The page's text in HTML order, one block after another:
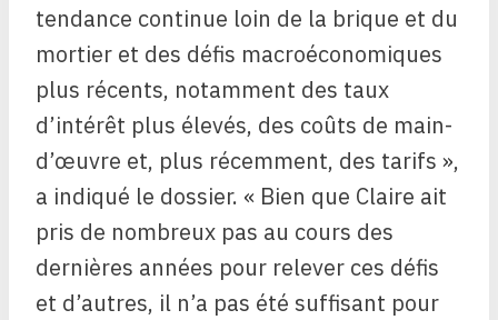
tendance continue loin de la brique et du
mortier et des défis macroéconomiques
plus récents, notamment des taux
d’intérêt plus élevés, des coûts de main-
d’œuvre et, plus récemment, des tarifs »,
a indiqué le dossier. « Bien que Claire ait
pris de nombreux pas au cours des
dernières années pour relever ces défis
et d’autres, il n’a pas été suffisant pour